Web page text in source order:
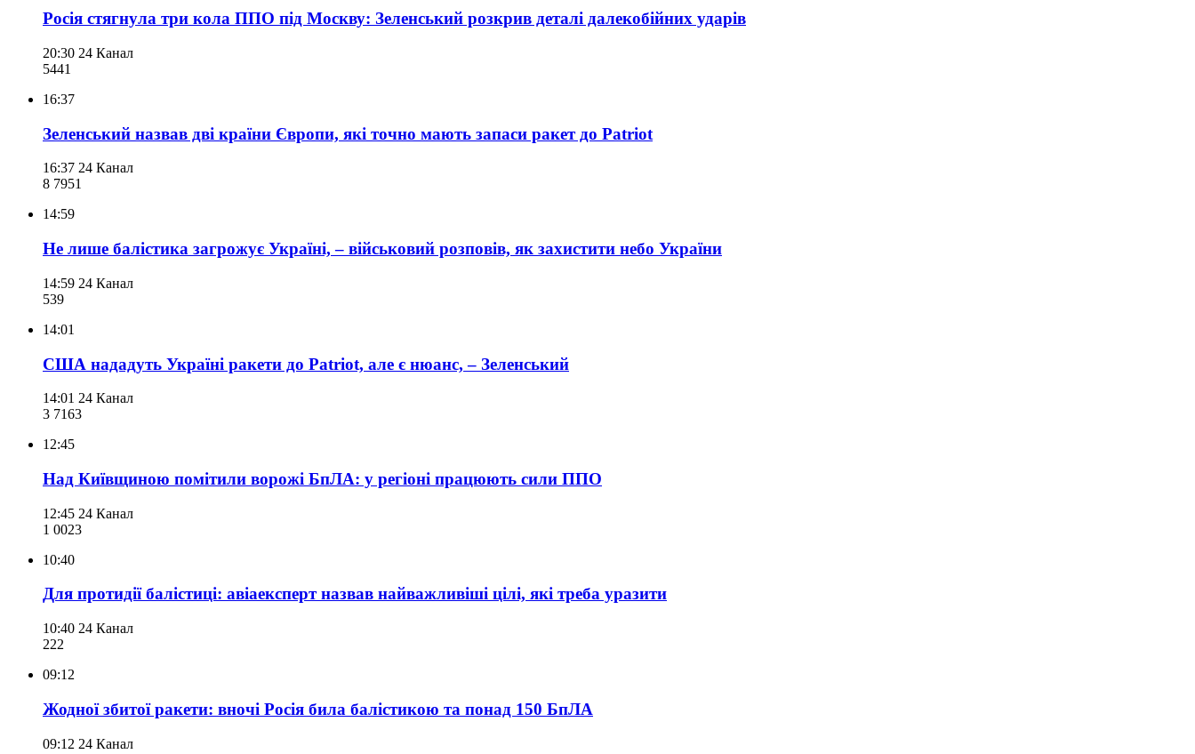
Росія стягнула три кола ППО під Москву: Зеленський розкрив деталі далекобійних ударів
20:30 24 Канал
5441
16:37
Зеленський назвав дві країни Європи, які точно мають запаси ракет до Patriot
16:37 24 Канал
8 7951
14:59
Не лише балістика загрожує Україні, – військовий розповів, як захистити небо України
14:59 24 Канал
539
14:01
США нададуть Україні ракети до Patriot, але є нюанс, – Зеленський
14:01 24 Канал
3 7163
12:45
Над Київщиною помітили ворожі БпЛА: у регіоні працюють сили ППО
12:45 24 Канал
1 0023
10:40
Для протидії балістиці: авіаексперт назвав найважливіші цілі, які треба уразити
10:40 24 Канал
222
09:12
Жодної збитої ракети: вночі Росія била балістикою та понад 150 БпЛА
09:12 24 Канал